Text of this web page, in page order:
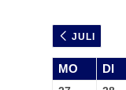
JULI
MO DI